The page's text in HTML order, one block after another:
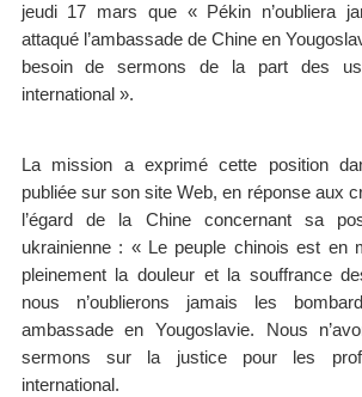
jeudi 17 mars que « Pékin n’oubliera
attaqué l’ambassade de Chine en
besoin de sermons de la part des
international ».
La mission a exprimé cette position
publiée sur son site Web, en réponse aux
l’égard de la Chine concernant sa
ukrainienne : « Le peuple chinois est en
pleinement la douleur et la souffrance
nous n’oublierons jamais les
ambassade en Yougoslavie. Nous
sermons sur la justice pour les
international.